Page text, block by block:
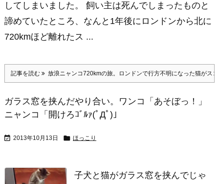
してしまいました。 飼い主は死んでしまったものと
諦めていたところ、なんと1年後にロンドンから北に
720kmほど離れたス ...
記事を読む 放浪ニャンコ720kmの旅。ロンドンで行方不明になった猫がス
ガラス窓を挟んだやり合い。ワンコ「あそぼっ！」
ニャンコ「開けろｺﾞﾙｧ(ﾟДﾟ)」
 2013年10月13日  ほっこり
子犬と猫がガラス窓を挟んでじゃ